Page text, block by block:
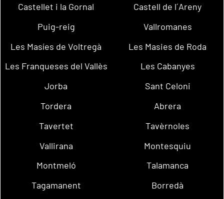
Castellet i la Gornal
Castell de l´Areny
Puig-reig
Vallromanes
Les Masíes de Voltregà
Les Masies de Roda
Les Franqueses del Vallès
Les Cabanyes
Jorba
Sant Celoni
Tordera
Abrera
Tavertet
Tavèrnoles
Vallirana
Montesquiu
Montmeló
Talamanca
Tagamanent
Borredà